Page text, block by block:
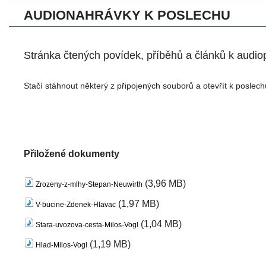
AUDIONAHRÁVKY K POSLECHU
Stránka čtených povídek, příběhů a článků k
Stačí stáhnout některý z připojených souborů a otevřít k
Přiložené dokumenty
Zrozeny-z-mlhy-Stepan-Neuwirth (3,96 MB)
V-bucine-Zdenek-Hlavac (1,97 MB)
Stara-uvozova-cesta-Milos-Vogl
(1,04 MB)
Hlad-Milos-Vogl (1,19 MB)